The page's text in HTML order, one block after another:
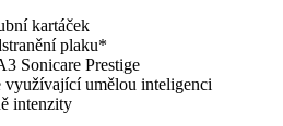
kartáček
plaku*
Sonicare Prestige
využívající umělou inteligenci
intenzity